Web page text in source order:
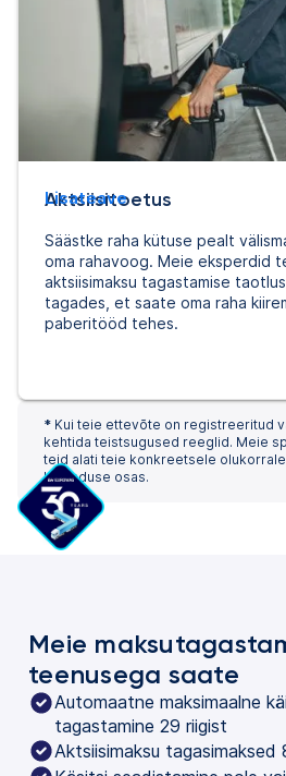
Aktsiisitoetus
Säästke raha kütuse pealt
oma rahavoog. Meie eksperdid
aktsiisimaksu tagastamise
tagades, et saate oma raha
paberitööd tehes.
Lisateave
* Kui teie ettevõte on registreeritud
kehtida teistsugused reeglid. Meie
teid alati teie konkreetsele
lahenduse osas.
Meie
teenusega saate
Automaatne maksimaalne
tagastamine 29 riigist
Aktsiisimaksu tagasimaksed